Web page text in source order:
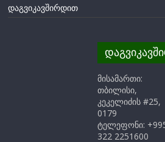
დაგვიკავშირდით
მისამართი:
თბილისი,
კეკელიძის #25,
0179
ტელეფონი:
322 2251600